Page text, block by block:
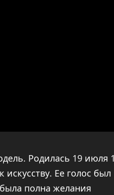
Родилась 19 июля
искусству. Ее голос был
полна желания